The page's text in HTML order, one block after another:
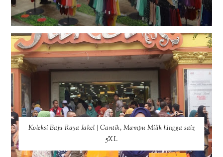
Koleksi Baju Raya Jakel | Cantik, Mampu Milik hingga saiz
5XL